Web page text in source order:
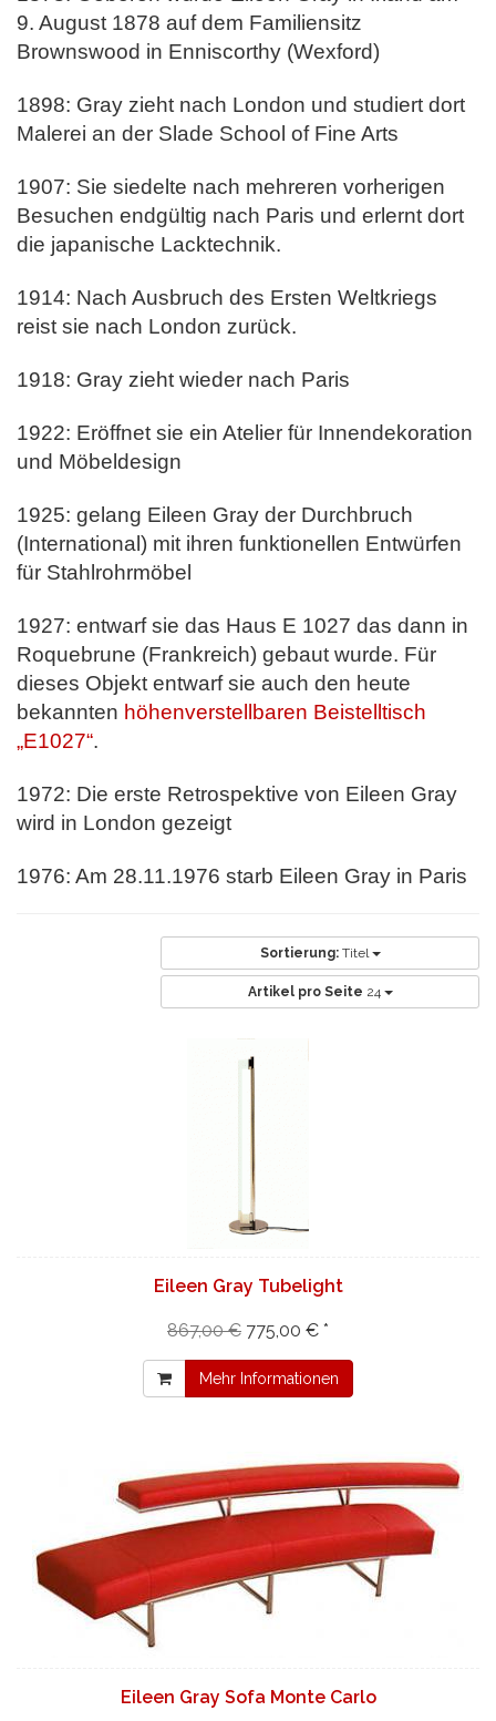
9. August 1878 auf dem Familiensitz
Brownswood in Enniscorthy (Wexford)
1898: Gray zieht nach London und studiert dort
Malerei an der Slade School of Fine Arts
1907: Sie siedelte nach mehreren vorherigen
Besuchen endgültig nach Paris und erlernt dort
die japanische Lacktechnik.
1914: Nach Ausbruch des Ersten Weltkriegs
reist sie nach London zurück.
1918: Gray zieht wieder nach Paris
1922: Eröffnet sie ein Atelier für Innendekoration
und Möbeldesign
1925: gelang Eileen Gray der Durchbruch
(International) mit ihren funktionellen Entwürfen
für Stahlrohrmöbel
1927: entwarf sie das Haus E 1027 das dann in
Roquebrune (Frankreich) gebaut wurde. Für
dieses Objekt entwarf sie auch den heute
bekannten höhenverstellbaren Beistelltisch
„E1027“.
1972: Die erste Retrospektive von Eileen Gray
wird in London gezeigt
1976: Am 28.11.1976 starb Eileen Gray in Paris
Sortierung: Titel
Artikel pro Seite 24
Eileen Gray Tubelight
867,00 € 775,00 € *
Mehr Informationen
Eileen Gray Sofa Monte Carlo